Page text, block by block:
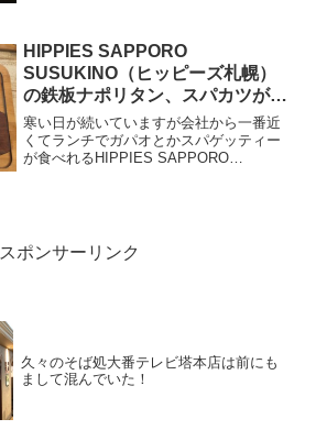
が多くいろいろ二転三転した結果、カツ
丼の大盛りを食べてきま...
HIPPIES SAPPORO
SUSUKINO（ヒッピーズ札幌）
の鉄板ナポリタン、スパカツが値
上がっていた
寒い日が続いていますが会社から一番近
くてランチでガパオとかスパゲッティー
が食べれるHIPPIES SAPPORO
スポンサーリンク
久々のそば処大番テレビ塔本店は前にも
まして混んでいた！